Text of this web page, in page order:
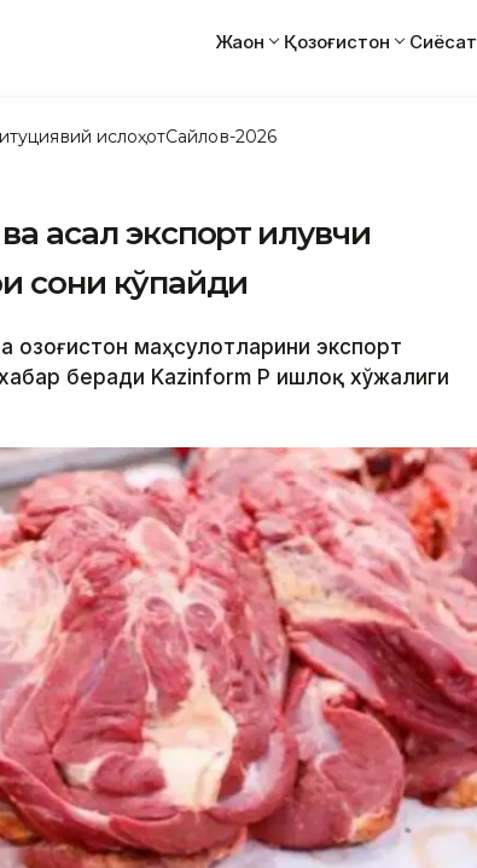
Жаҳон Қозоғистон Сиёсат
ислоҳотСайлов-2026
асал экспорт қилувчи
сони кўпайди
Қозоғистон маҳсулотларини экспорт
беради Kazinform ҚР Қишлоқ хўжалиги